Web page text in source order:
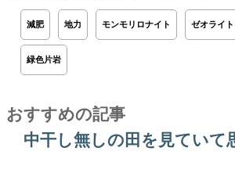
減肥 地力 モンモリロナイト ゼオライト
緑色片岩
おすすめの記事
中干し無しの田を見ていて